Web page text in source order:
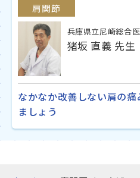
肩関節
兵庫県立尼崎総合
猪坂 直義 先生
なかなか改善しない肩の
ましょう